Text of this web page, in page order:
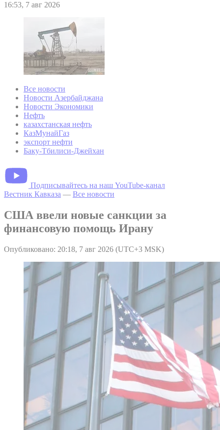
16:53, 7 авг 2026
Все новости
Новости Азербайджана
Новости Экономики
Нефть
казахстанская нефть
КазМунайГаз
экспорт нефти
Баку-Тбилиси-Джейхан
Подписывайтесь на наш YouTube-канал
Вестник Кавказа — Все новости
США ввели новые санкции за
финансовую помощь Ирану
Опубликовано: 20:18, 7 авг 2026 (UTC+3 MSK)